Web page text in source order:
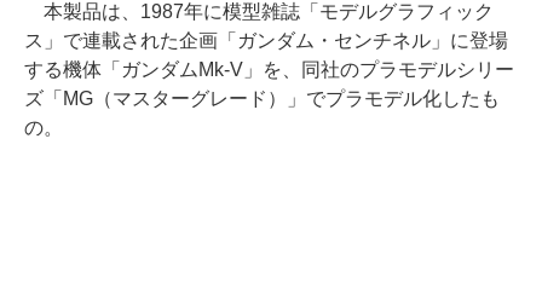
本製品は、1987年に模型雑誌「モデルグラフィック
ス」で連載された企画「ガンダム・センチネル」に登場
する機体「ガンダムMk-V」を、同社のプラモデルシリー
ズ「MG（マスターグレード）」でプラモデル化したも
の。